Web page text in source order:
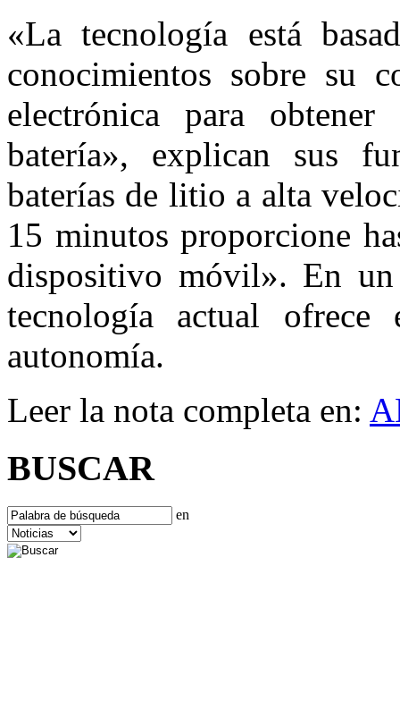
«La tecnología está
conocimientos sobre su
electrónica para
batería», explican sus
baterías de litio a alta
15 minutos proporcione
dispositivo móvil». En
tecnología actual
autonomía.
Leer la nota completa en:
BUSCAR
en